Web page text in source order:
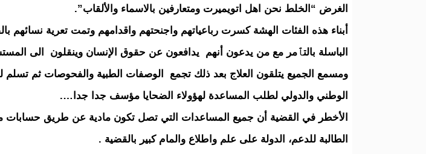
الغرض “الخلط نحن اهل اتويميرت ومتعارفين بالاسماء والألقاب”.
أبناء هذه الفئات الهشة كسرت رباعياتهم واجنحتهم واقدامهم وتمت تعرية نسائهم
الباسلة بالتٱمر مع من يدعون أنهم يدافعون عن حقوق الإنسان وينقلون الى
ومسمع الجميع يتلقون العلاج بعد ذلك تجمع الوصفات الطبية والفحوصات ثم تسلم
الوطني والدولي لطلب المساعدة لهؤولاء الضحايا مؤسف جدا جدا….
الأخطر في القضية أن جميع المساعدات التي تصل تكون مادية عن طريق حسابات
الطالبة للدعم، الدولة على علم واطلاع والمام كبير بالقضية .